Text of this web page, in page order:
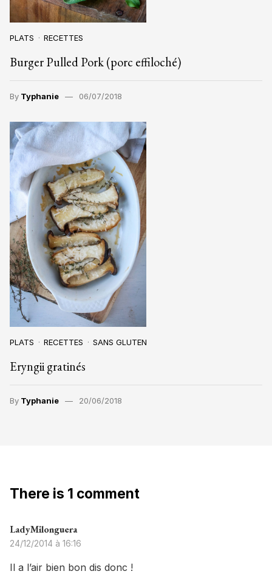
PLATS RECETTES
Burger Pulled Pork (porc effiloché)
By Typhanie 06/07/2018
PLATS RECETTES SANS GLUTEN
Eryngii gratinés
By Typhanie 20/06/2018
There is 1 comment
LadyMilonguera
24/12/2014 à 16:16
Il a l’air bien bon dis donc !